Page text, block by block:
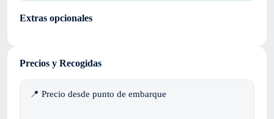
Extras opcionales
Precios y Recogidas
📍 Precio desde punto de embarque